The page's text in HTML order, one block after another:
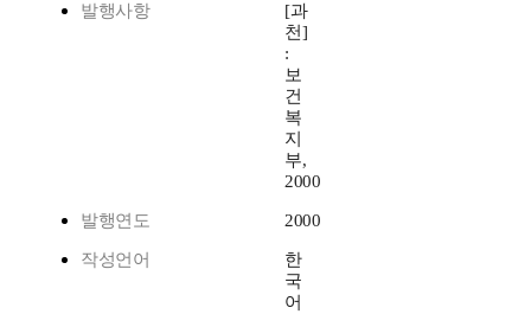
발행사항
[과
천]
:
보
건
복
지
부,
2000
발행연도 2000
작성언어
한
국
어